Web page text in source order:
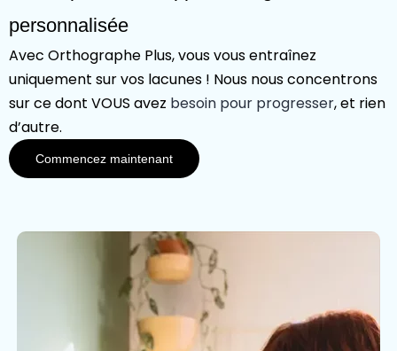
personnalisée
Avec Orthographe Plus, vous vous entraînez
uniquement sur vos lacunes ! Nous nous concentrons
sur ce dont VOUS avez besoin pour progresser, et rien
d’autre.
Commencez maintenant